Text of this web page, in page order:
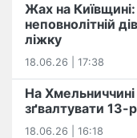
Жах на Київщині:
неповнолітній
ліжку
18.06.26 | 17:38
На
зґвалтувати 13-
18.06.26 | 16:18